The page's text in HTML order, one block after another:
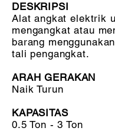
DESKRIPSI
Alat angkat elektrik
mengangkat atau
barang
tali pengangkat.
ARAH GERAKAN
Naik Turun
KAPASITAS
0.5 Ton - 3 Ton